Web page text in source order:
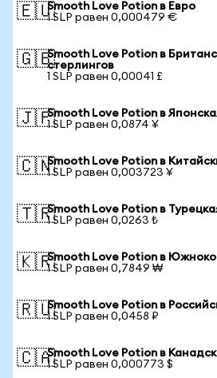
🇪🇺Smooth Love Potion в Евро
1 SLP равен 0,000479 €
🇬🇧Smooth Love Potion в
стерлингов
1 SLP равен 0,00041 £
🇯🇵Smooth Love Potion в
1 SLP равен 0,0874 ¥
🇨🇳Smooth Love Potion в
1 SLP равен 0,003723 ¥
🇹🇷Smooth Love Potion в
1 SLP равен 0,0263 ₺
🇰🇷Smooth Love Potion в
1 SLP равен 0,7849 ₩
🇷🇺Smooth Love Potion в
1 SLP равен 0,0458 ₽
🇨🇦Smooth Love Potion в
1 SLP равен 0,000773 $